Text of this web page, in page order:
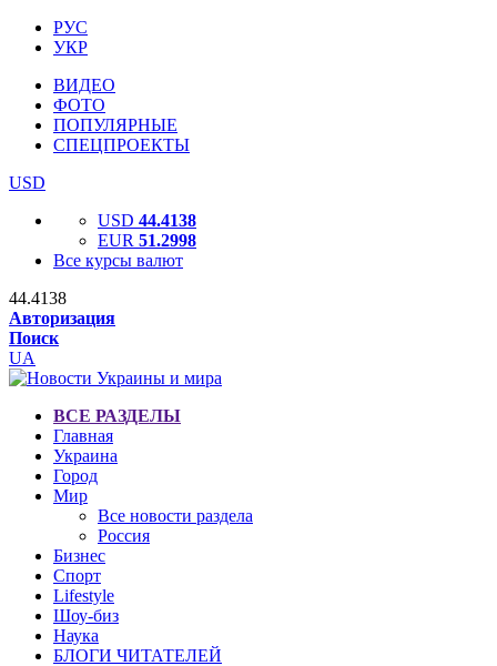
РУС
УКР
ВИДЕО
ФОТО
ПОПУЛЯРНЫЕ
СПЕЦПРОЕКТЫ
USD
USD 44.4138
EUR 51.2998
Все курсы валют
44.4138
Авторизация
Поиск
UA
ВСЕ РАЗДЕЛЫ
Главная
Украина
Город
Мир
Все новости раздела
Россия
Бизнес
Спорт
Lifestyle
Шоу-биз
Наука
БЛОГИ ЧИТАТЕЛЕЙ